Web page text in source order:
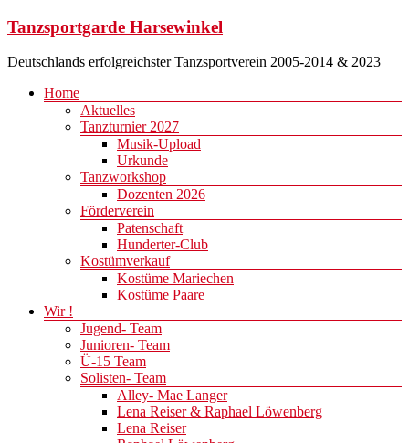
Zum
springen
Tanzsportgarde Harsewinkel
Deutschlands erfolgreichster Tanzsportverein 2005-2014 & 2023
Menü
Home
Aktuelles
Tanzturnier 2027
Musik-Upload
Urkunde
Tanzworkshop
Dozenten 2026
Förderverein
Patenschaft
Hunderter-Club
Kostümverkauf
Kostüme Mariechen
Kostüme Paare
Wir !
Jugend- Team
Junioren- Team
Ü-15 Team
Solisten- Team
Alley- Mae Langer
Lena Reiser & Raphael Löwenberg
Lena Reiser